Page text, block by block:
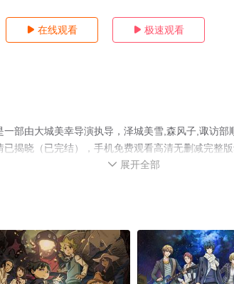
 在线观看  极速观看
部由大城美幸导演执导，泽城美雪,森风子,诹访
揭晓（已完结），手机免费观看高清无删减完整
 展开全部